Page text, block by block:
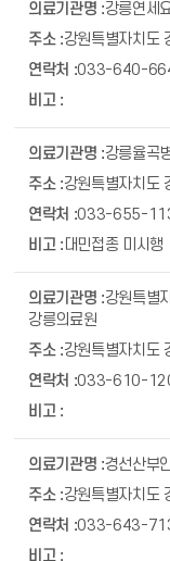
강릉연세
강원특별자치도
033-640-
강릉율곡
강원특별자치도
033-655-
대민접종 미시행
강원특별
강릉의료원
강원특별자치
033-610-
경선산부
강원특별자치도
033-643-